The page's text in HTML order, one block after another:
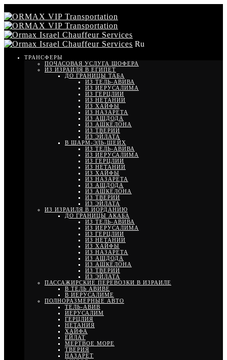
Ru
ТРАНСФЕРЫ
ПОЧАСОВАЯ УСЛУГА ШОФЕРА
ИЗ ИЗРАИЛЯ В ЕГИПЕТ
ДО ГРАНИЦЫ ТАБА
ИЗ ТЕЛЬ-АВИВА
ИЗ ИЕРУСАЛИМА
ИЗ ГЕРЦЛИИ
ИЗ НЕТАНИИ
ИЗ ХАЙФЫ
ИЗ НАЗАРЕТА
ИЗ АШДОДА
ИЗ АШКЕЛОНА
ИЗ ТВЕРИИ
ИЗ ЭЙЛАТА
В ШАРМ-ЭЛЬ-ШЕЙХ
ИЗ ТЕЛЬ-АВИВА
ИЗ ИЕРУСАЛИМА
ИЗ ГЕРЦЛИИ
ИЗ НЕТАНИИ
ИЗ ХАЙФЫ
ИЗ НАЗАРЕТА
ИЗ АШДОДА
ИЗ АШКЕЛОНА
ИЗ ТВЕРИИ
ИЗ ЭЙЛАТА
ИЗ ИЗРАИЛЯ В ИОРДАНИЮ
ДО ГРАНИЦЫ АКАБА
ИЗ ТЕЛЬ-АВИВА
ИЗ ИЕРУСАЛИМА
ИЗ ГЕРЦЛИИ
ИЗ НЕТАНИИ
ИЗ ХАЙФЫ
ИЗ НАЗАРЕТА
ИЗ АШДОДА
ИЗ АШКЕЛОНА
ИЗ ТВЕРИИ
ИЗ ЭЙЛАТА
ПАССАЖИРСКИЕ ПЕРЕВОЗКИ В ИЗРАИЛЕ
В ТЕЛЬ АВИВЕ
В ИЕРУСАЛИМЕ
ПОЛНОРАЗМЕРНЫЕ АВТО
ТЕЛЬ-АВИВ
ИЕРУСАЛИМ
ГЕРЦЛИЯ
НЕТАНИЯ
ХАЙФА
ЕЙЛАТ
МЕРТВОЕ МОРЕ
ТВЕРИЯ
НАЗАРЕТ